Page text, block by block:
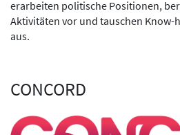
erarbeiten politische Positionen,
Aktivitäten vor und tauschen
aus.
CONCORD